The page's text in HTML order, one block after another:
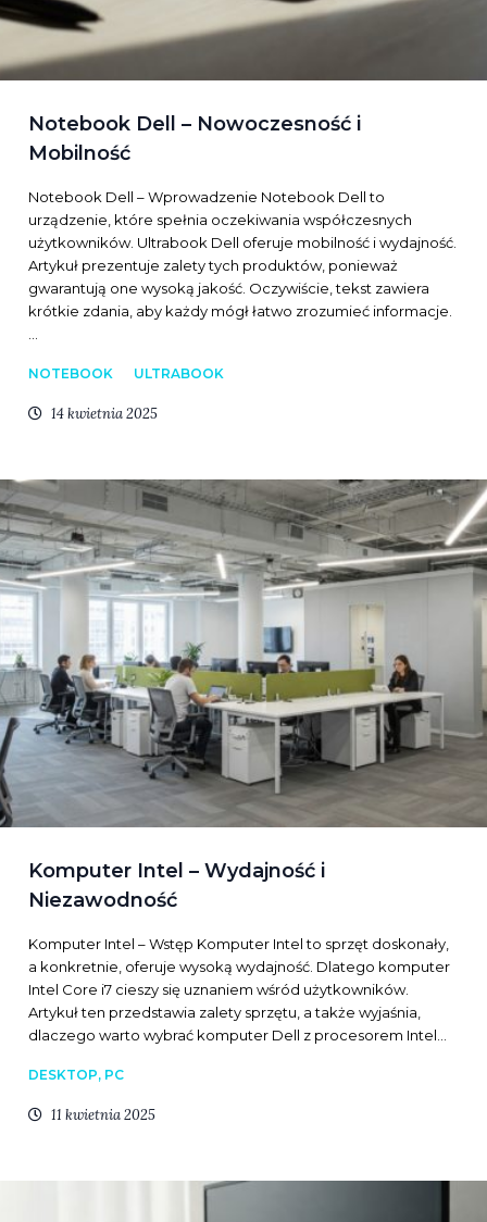
Notebook Dell – Nowoczesność i
Mobilność
Notebook Dell – Wprowadzenie Notebook Dell to
urządzenie, które spełnia oczekiwania współczesnych
użytkowników. Ultrabook Dell oferuje mobilność i wydajność.
Artykuł prezentuje zalety tych produktów, ponieważ
gwarantują one wysoką jakość. Oczywiście, tekst zawiera
krótkie zdania, aby każdy mógł łatwo zrozumieć informacje.
NOTEBOOK ULTRABOOK
14 kwietnia 2025
Komputer Intel – Wydajność i
Niezawodność
Komputer Intel – Wstęp Komputer Intel to sprzęt doskonały,
a konkretnie, oferuje wysoką wydajność. Dlatego komputer
Intel Core i7 cieszy się uznaniem wśród użytkowników.
Artykuł ten przedstawia zalety sprzętu, a także wyjaśnia,
dlaczego warto wybrać komputer Dell z procesorem Intel…
DESKTOP, PC
11 kwietnia 2025